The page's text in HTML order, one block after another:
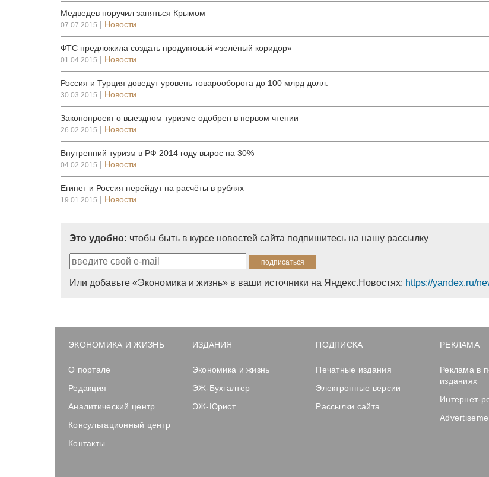
Медведев поручил заняться Крымом
07.07.2015 | Новости
ФТС предложила создать продуктовый «зелёный коридор»
01.04.2015 | Новости
Россия и Турция доведут уровень товарооборота до 100 млрд долл.
30.03.2015 | Новости
Законопроект о выездном туризме одобрен в первом чтении
26.02.2015 | Новости
Внутренний туризм в РФ 2014 году вырос на 30%
04.02.2015 | Новости
Египет и Россия перейдут на расчёты в рублях
19.01.2015 | Новости
Это удобно: чтобы быть в курсе новостей сайта подпишитесь на нашу рассылку
Или добавьте «Экономика и жизнь» в ваши источники на Яндекс.Новостях: https://yandex.ru/
ЭКОНОМИКА И ЖИЗНЬ
О портале
Редакция
Аналитический центр
Консультационный центр
Контакты
ИЗДАНИЯ
Экономика и жизнь
ЭЖ-Бухгалтер
ЭЖ-Юрист
ПОДПИСКА
Печатные издания
Электронные версии
Рассылки сайта
РЕКЛАМА
Реклама в
изданиях
Интернет-